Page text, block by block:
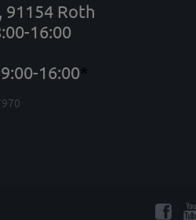
91154 Roth
16:00
16:00*